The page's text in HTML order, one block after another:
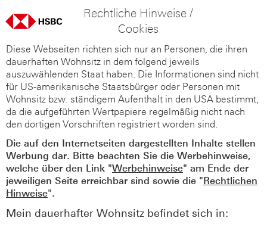
Rechtliche Hinweise /
Cookies
Diese Webseiten richten sich nur an Personen, die ihren
dauerhaften Wohnsitz in dem folgend jeweils
auszuwählenden Staat haben. Die Informationen sind nicht
für US-amerikanische Staatsbürger oder Personen mit
Wohnsitz bzw. ständigem Aufenthalt in den USA bestimmt,
da die aufgeführten Wertpapiere regelmäßig nicht nach
den dortigen Vorschriften registriert worden sind.
Die auf den Internetseiten dargestellten Inhalte stellen
Werbung dar. Bitte beachten Sie die Werbehinweise,
welche über den Link "Werbehinweise" am Ende der
jeweiligen Seite erreichbar sind sowie die "Rechtlichen
Hinweise".
Mein dauerhafter Wohnsitz befindet sich in: